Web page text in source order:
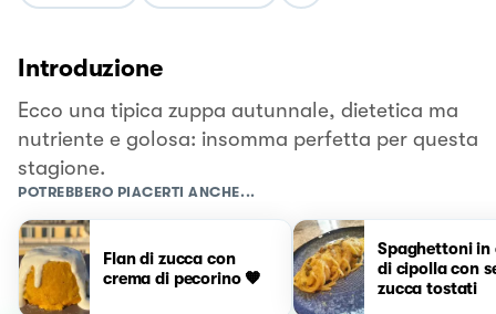
Introduzione
Ecco una tipica zuppa autunnale, dietetica ma
nutriente e golosa: insomma perfetta per questa
stagione.
POTREBBERO PIACERTI ANCHE...
Flan di zucca con
crema di pecorino 🧡
Spaghettoni in
di cipolla con
zucca tostati